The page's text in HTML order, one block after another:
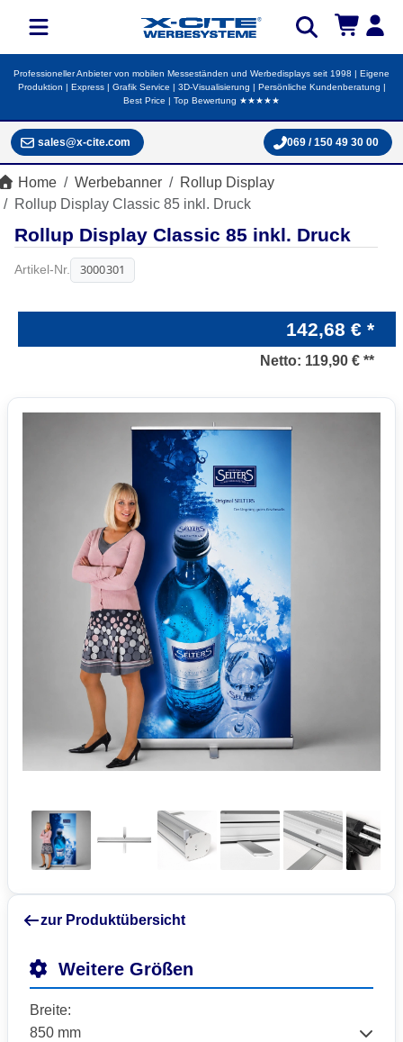
Professioneller Anbieter von mobilen Messeständen und Werbedisplays seit 1998 | Eigene
Produktion | Express | Grafik Service | 3D-Visualisierung | Persönliche Kundenberatung |
Best Price | Top Bewertung ★★★★★
sales@x-cite.com 069 / 150 49 30 00
Home Werbebanner
Rollup Display
Rollup Display Classic 85 inkl. Druck
Rollup Display Classic 85 inkl. Druck
Artikel-Nr. 3000301
142,68 € *
Netto: 119,90 € **
zur Produktübersicht
Weitere Größen
Breite: